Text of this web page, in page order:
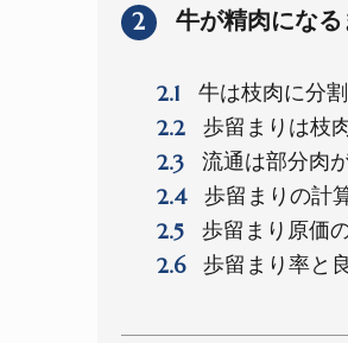
2 牛が精肉になる
2.1 牛は枝肉に分
2.2 歩留まりは枝
2.3 流通は部分肉
2.4 歩留まりの計
2.5 歩留まり原価
2.6 歩留まり率と